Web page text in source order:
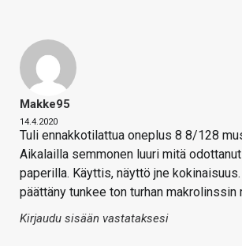
Makke95
14.4.2020
Tuli ennakkotilattua oneplus 8 8/128
Aikalailla semmonen luuri mitä
paperilla. Käyttis, näyttö jne
päättäny tunkee ton turhan makrolinssin
Kirjaudu sisään vastataksesi